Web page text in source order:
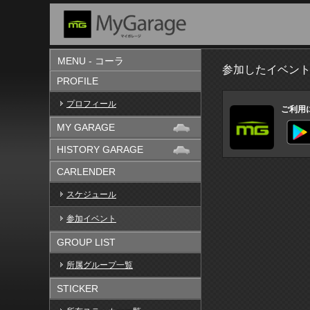
MENU - コーラ
PROFILE
プロフィール
MY GARAGE
HISTORY GARAGE
CARLENDER
スケジュール
参加イベント
GROUP LIST
所属グループ一覧
STICKER
参加したイベン
ご利用